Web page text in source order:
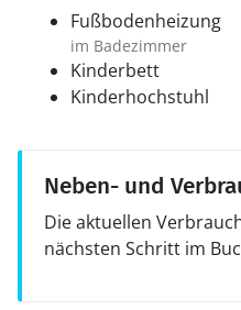
Fußbodenheizung
im Badezimmer
Kinderbett
Kinderhochstuhl
Neben- und
Die aktuellen
nächsten Schritt im